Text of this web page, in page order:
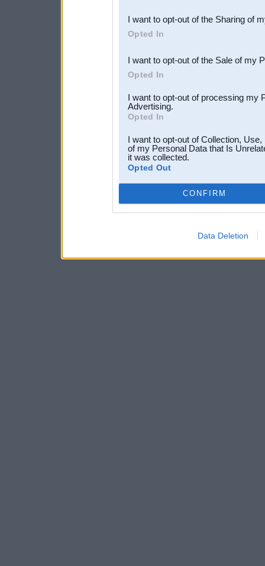
Downstream Participants
third parties.
I want to opt-out of the Sharing of
Opted In
I want to opt-out of the Sale of my
Opted In
I want to opt-out of processing my
Advertising.
Opted In
I want to opt-out of Collection,
of my Personal Data that Is
it was collected.
Opted Out
CONFIRM
Data Deletion